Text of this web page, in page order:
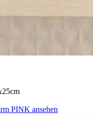
PINK ansehen